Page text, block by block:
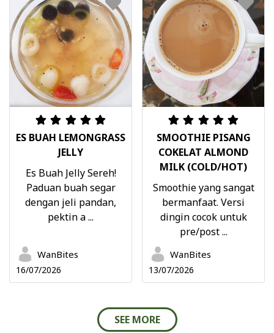
ES BUAH LEMONGRASS
JELLY
Es Buah Jelly Sereh!
Paduan buah segar
dengan jeli pandan,
pektin a ...
WanBites
16/07/2026
SMOOTHIE PISANG
COKELAT ALMOND
MILK (COLD/HOT)
Smoothie yang sangat
bermanfaat. Versi
dingin cocok untuk
pre/post ...
WanBites
13/07/2026
SEE MORE